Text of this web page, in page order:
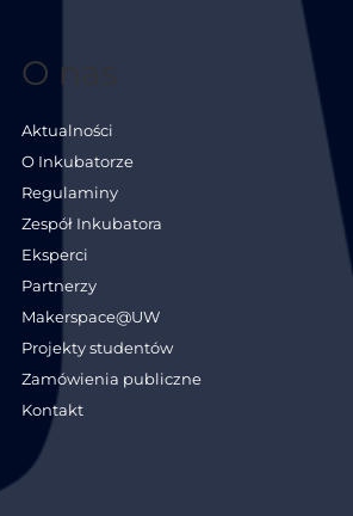
O nas
Aktualności
O Inkubatorze
Regulaminy
Zespół Inkubatora
Eksperci
Partnerzy
Makerspace@UW
Projekty studentów
Zamówienia publiczne
Kontakt